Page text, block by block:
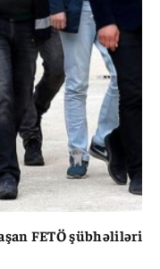
FETÖ şübhəliləri